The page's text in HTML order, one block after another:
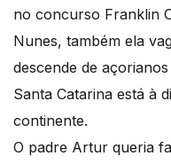
no concurso Franklin
Nunes, também ela
descende de
Santa Catarina está à
continente.
O padre Artur queria